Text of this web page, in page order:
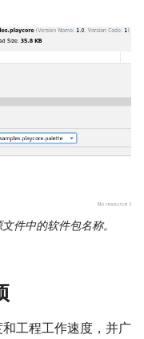
件中的软件包名称。
工程工作速度，并广